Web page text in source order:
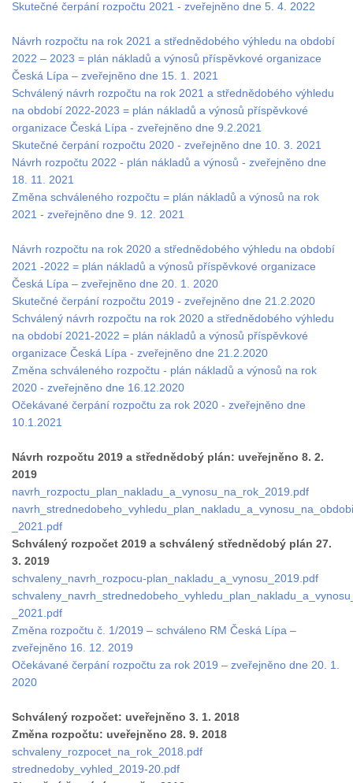
Skutečné čerpání rozpočtu 2021 - zveřejněno dne 5. 4. 2022
Návrh rozpočtu na rok 2021 a střednědobého výhledu na období
2022 – 2023 = plán nákladů a výnosů příspěvkové organizace
Česká Lípa – zveřejněno dne 15. 1. 2021
Schválený návrh rozpočtu na rok 2021 a střednědobého výhledu
na období 2022-2023 = plán nákladů a výnosů příspěvkové
organizace Česká Lípa - zveřejněno dne 9.2.2021
Skutečné čerpání rozpočtu 2020 - zveřejněno dne 10. 3. 2021
Návrh rozpočtu 2022 - plán nákladů a výnosů - zveřejněno dne
18. 11. 2021
Změna schváleného rozpočtu = plán nákladů a výnosů na rok
2021 - zveřejněno dne 9. 12. 2021
Návrh rozpočtu na rok 2020 a střednědobého výhledu na období
2021 -2022 = plán nákladů a výnosů příspěvkové organizace
Česká Lípa – zveřejněno dne 20. 1. 2020
Skutečné čerpání rozpočtu 2019 - zveřejněno dne 21.2.2020
Schválený návrh rozpočtu na rok 2020 a střednědobého výhledu
na období 2021-2022 = plán nákladů a výnosů příspěvkové
organizace Česká Lípa - zveřejněno dne 21.2.2020
Změna schváleného rozpočtu - plán nákladů a výnosů na rok
2020 - zveřejněno dne 16.12.2020
Očekávané čerpání rozpočtu za rok 2020 - zveřejněno dne
10.1.2021
Návrh rozpočtu 2019 a střednědobý plán: uveřejněno 8. 2.
2019
navrh_rozpoctu_plan_nakladu_a_vynosu_na_rok_2019.pdf
_2021.pdf
Schválený rozpočet 2019 a schválený střednědobý plán 27.
3. 2019
schvaleny_navrh_rozpocu-plan_nakladu_a_vynosu_2019.pdf
_2021.pdf
Změna rozpočtu č. 1/2019 – schváleno RM Česká Lípa –
zveřejněno 16. 12. 2019
Očekávané čerpání rozpočtu za rok 2019 – zveřejněno dne 20. 1.
2020
Schválený rozpočet: uveřejněno 3. 1. 2018
Změna rozpočtu: uveřejněno 28. 9. 2018
schvaleny_rozpocet_na_rok_2018.pdf
strednedoby_vyhled_2019-20.pdf